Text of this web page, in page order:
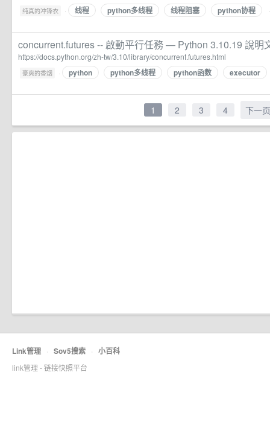
纯真的冲锋衣 · 线程 python多线程 线程阻塞 python协程
concurrent.futures -- 啟動平行任務 — Python 3.10.19 說明
https://docs.python.org/zh-tw/3.10/library/concurrent.futures.html
豪爽的香烟 · python python多线程 python函数 executor
1 2 3 4 下一页
Link管理 · Sov5搜索 · 小百科
link管理 - 链接快照平台